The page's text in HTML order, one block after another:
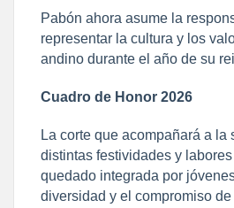
Pabón ahora asume la
representar la cultura y los
andino durante el año de su
Cuadro de Honor 2026
La corte que acompañará a la
distintas festividades y
quedado integrada por
diversidad y el compromiso